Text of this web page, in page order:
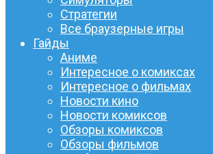
Стратегии
Все браузерные игры
Гайды
Аниме
Интересное о комиксах
Интересное о фильмах
Новости кино
Новости комиксов
Обзоры комиксов
Обзоры фильмов